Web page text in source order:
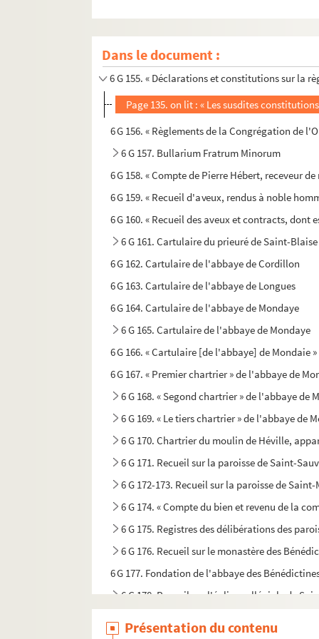
Dans le document :
6 G 153. « Tableau des chapelles de la
6 G 154. Recueil de pièces sur saint
6 G 155. « Déclarations et constitutions sur la
Page 135. on lit : « Les susdites
6 G 156. « Règlements de la Congrégation de
6 G 157. Bullarium Fratrum Minorum
6 G 158. « Compte de Pierre Hébert, receveur
6 G 159. « Recueil d'aveux, rendus à noble
6 G 160. « Recueil des aveux et contracts,
6 G 161. Cartulaire du prieuré de Saint-
6 G 162. Cartulaire de l'abbaye de Cordillon
6 G 163. Cartulaire de l'abbaye de Longues
6 G 164. Cartulaire de l'abbaye de Mondaye
6 G 165. Cartulaire de l'abbaye de Mondaye
6 G 166. « Cartulaire [de l'abbaye] de Mondaie »
6 G 167. « Premier chartrier » de l'abbaye de
6 G 168. « Segond chartrier » de l'abbaye de
6 G 169. « Le tiers chartrier » de l'abbaye de
6 G 170. Chartrier du moulin de Héville,
6 G 171. Recueil sur la paroisse de Saint-
6 G 172-173. Recueil sur la paroisse de
6 G 174. « Compte du bien et revenu de la
6 G 175. Registres des délibérations des
6 G 176. Recueil sur le monastère des
6 G 177. Fondation de l'abbaye des
6 G 178. Recueil sur l'église collégiale de
Présentation du contenu